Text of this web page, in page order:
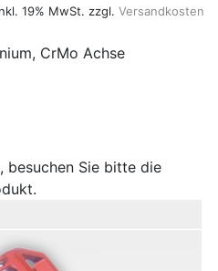
19% MwSt. zzgl. Versandkosten
CrMo Achse
besuchen Sie bitte die